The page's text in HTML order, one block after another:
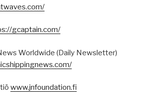
gcaptain.com/
Worldwide (Daily Newsletter)
www.jnfoundation.fi